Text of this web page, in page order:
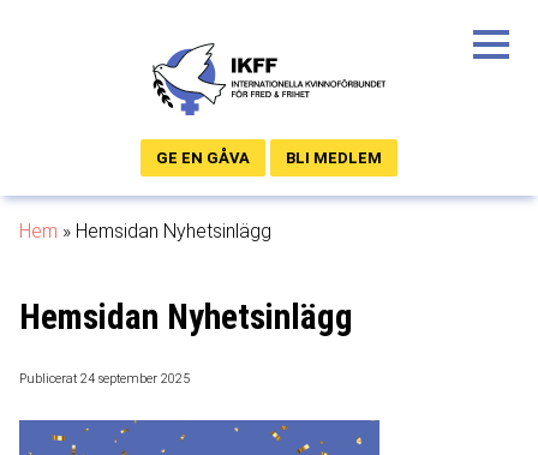
BLI MEDLEM
GE EN GÅVA
Hem » Hemsidan Nyhetsinlägg
Hemsidan Nyhetsinlägg
Publicerat 24 september 2025